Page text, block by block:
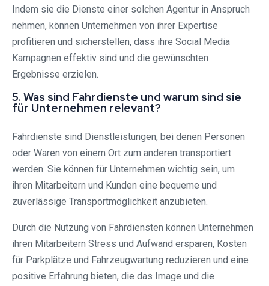
Indem sie die Dienste einer solchen Agentur in Anspruch
nehmen, können Unternehmen von ihrer Expertise
profitieren und sicherstellen, dass ihre Social Media
Kampagnen effektiv sind und die gewünschten
Ergebnisse erzielen.
5. Was sind Fahrdienste und warum sind sie
für Unternehmen relevant?
Fahrdienste sind Dienstleistungen, bei denen Personen
oder Waren von einem Ort zum anderen transportiert
werden. Sie können für Unternehmen wichtig sein, um
ihren Mitarbeitern und Kunden eine bequeme und
zuverlässige Transportmöglichkeit anzubieten.
Durch die Nutzung von Fahrdiensten können Unternehmen
ihren Mitarbeitern Stress und Aufwand ersparen, Kosten
für Parkplätze und Fahrzeugwartung reduzieren und eine
positive Erfahrung bieten, die das Image und die